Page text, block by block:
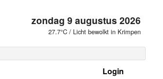
zondag 9 augustus 2026
27.7°C / Licht bewolkt in Krimpen
Login